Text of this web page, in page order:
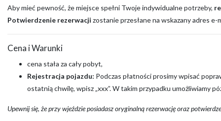
Aby mieć pewność, że miejsce spełni Twoje indywidualne potrzeby,
Potwierdzenie rezerwacji zostanie przesłane na wskazany adres
Cena i Warunki
cena stała za cały pobyt,
Rejestracja pojazdu: Podczas płatności prosimy wpisać
ostatnią chwilę, wpisz „xxx”. W takim przypadku umożliwiamy
Upewnij się, że przy wjeździe posiadasz oryginalną rezerwację oraz